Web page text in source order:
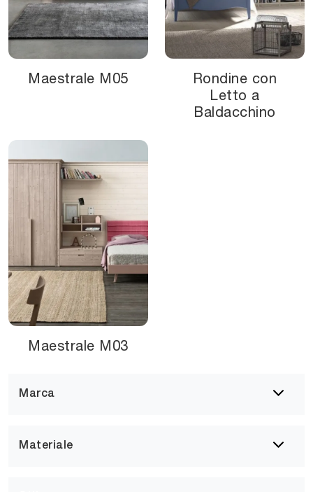
Marca
Materiale
Maestrale M05
Rondine con
Letto a
Baldacchino
Maestrale M03